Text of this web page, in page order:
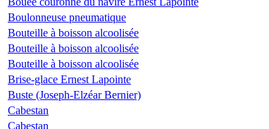
Boulonneuse pneumatique
Bouteille à boisson alcoolisée
Bouteille à boisson alcoolisée
Bouteille à boisson alcoolisée
Brise-glace Ernest Lapointe
Buste (Joseph-Elzéar Bernier)
Cabestan
Cabestan